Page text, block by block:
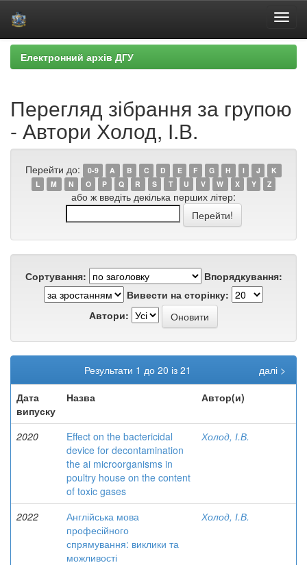
Skip
navigation
Електронний архів ДГУ
Перегляд зібрання за групою
- Автори Холод, І.В.
Перейти до: 0-9 A B C D E F G H I J
K
L
M N O P Q R S T U V W X Y Z
або ж введіть декілька перших літер:
Сортування:
Впорядкування:
Вивести на сторінку:
Автори:
Результати 1 до 20 із 21
далі >
Дата
випуску
Назва Автор(и)
2020
Effect on the bactericidal
device for decontamination
the ai microorganisms in
poultry house on the content
of toxic gases
Холод, І.В.
2022
Англійська мова
професійного
спрямування: виклики та
можливості
Холод, І.В.